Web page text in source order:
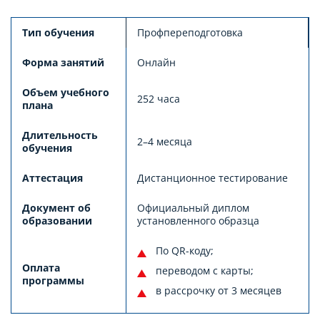
Тип обучения Профпереподготовка
Форма занятий Онлайн
Объем учебного
плана
252 часа
Длительность
обучения
2–4 месяца
Аттестация Дистанционное тестирование
Документ об
образовании
Официальный диплом
установленного образца
Оплата
программы
По QR-коду;
переводом с карты;
в рассрочку от 3 месяцев